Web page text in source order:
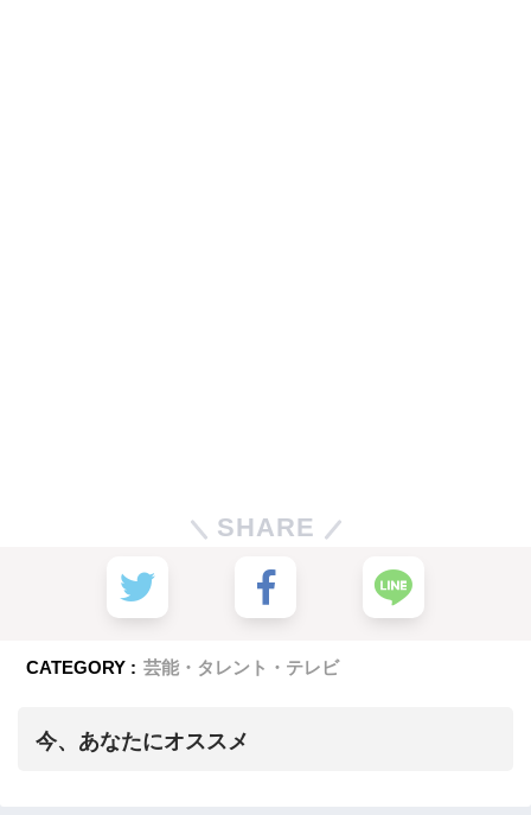
SHARE
CATEGORY : 芸能・タレント・テレビ
今、あなたにオススメ